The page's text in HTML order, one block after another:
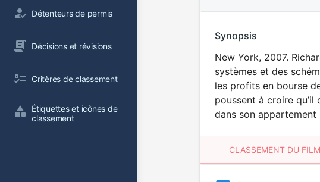
Détenteurs de permis
Décisions et révisions
Critères de classement
Étiquettes et icônes de
classement
Synopsis
New York, 2007.
systèmes et des
les profits en bourse
poussent à croire
dans son appartement
CLASSEMENT DU FILM